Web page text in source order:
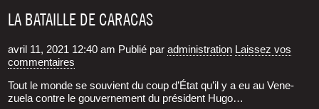
LA BATAILLE DE CARACAS
avril 11, 2021 12:40 am Publié paradministration Laissez vos
commentaires
Tout le monde se sou­vient du coup d’É­tat qu’il y a eu au Vene­
zue­la contre le gou­ver­ne­ment du pré­sident Hugo…